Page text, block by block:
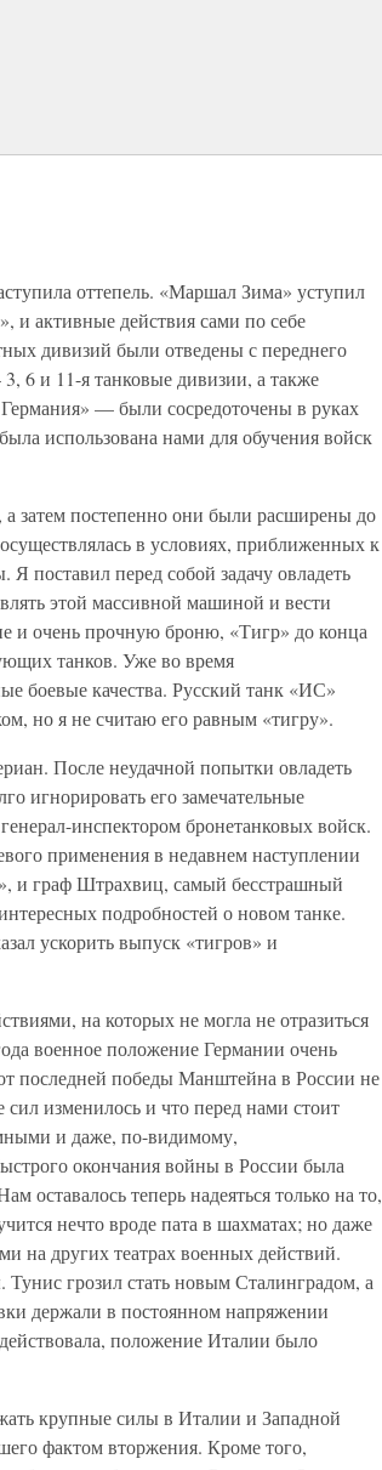
оттепель. «Маршал Зима» уступил
и активные действия сами по себе
дивизий были отведены с переднего
6 и 11-я танковые дивизии, а также
— были сосредоточены в руках
использована нами для обучения войск
а затем постепенно они были расширены до
в условиях, приближенных к
поставил перед собой задачу овладеть
этой массивной машиной и вести
и очень прочную броню, «Тигр» до конца
танков. Уже во время
боевые качества. Русский танк «ИС»
но я не считаю его равным «тигру».
После неудачной попытки овладеть
игнорировать его замечательные
инспектором бронетанковых войск.
применения в недавнем наступлении
и граф Штрахвиц, самый бесстрашный
подробностей о новом танке.
ускорить выпуск «тигров» и
на которых не могла не отразиться
военное положение Германии очень
последней победы Манштейна в России не
изменилось и что перед нами стоит
и даже, по-видимому,
окончания войны в России была
оставалось теперь надеяться только на то,
нечто вроде пата в шахматах; но даже
на других театрах военных действий.
Тунис грозил стать новым Сталинградом, а
держали в постоянном напряжении
положение Италии было
крупные силы в Италии и Западной
фактом вторжения. Кроме того,